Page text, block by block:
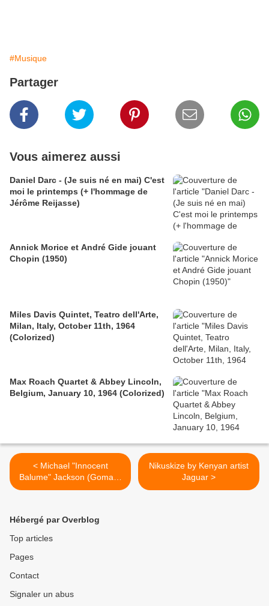
#Musique
Partager
Vous aimerez aussi
Daniel Darc - (Je suis né en mai) C'est
moi le printemps (+ l'hommage de
Jérôme Reijasse)
Annick Morice et André Gide jouant
Chopin (1950)
Miles Davis Quintet, Teatro dell'Arte,
Milan, Italy, October 11th, 1964
(Colorized)
Max Roach Quartet & Abbey Lincoln,
Belgium, January 10, 1964 (Colorized)
< Michael "Innocent
Balume" Jackson (Goma) -
The way you make me feel
Nikuskize by Kenyan artist
Jaguar >
Hébergé par Overblog
Top articles
Pages
Contact
Signaler un abus